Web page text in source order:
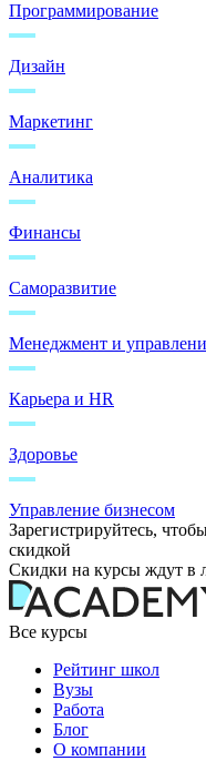
Программирование
Дизайн
Маркетинг
Аналитика
Финансы
Саморазвитие
Менеджмент и
Карьера и HR
Здоровье
Управление бизнесом
Зарегистрируйтесь,
скидкой
Скидки на курсы ждут в
Все курсы
Рейтинг школ
Вузы
Работа
Блог
О компании